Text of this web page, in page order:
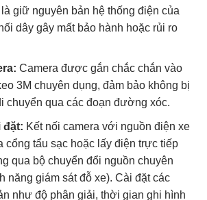
giữ nguyên bản hệ thống điện của
dây gây mất bảo hành hoặc rủi ro
Camera được gắn chắc chắn vào
3M chuyên dụng, đảm bảo không bị
chuyển qua các đoạn đường xóc.
đặt: Kết nối camera với nguồn điện xe
cổng tẩu sạc hoặc lấy điện trực tiếp
qua bộ chuyển đổi nguồn chuyên
năng giám sát đỗ xe). Cài đặt các
như độ phân giải, thời gian ghi hình